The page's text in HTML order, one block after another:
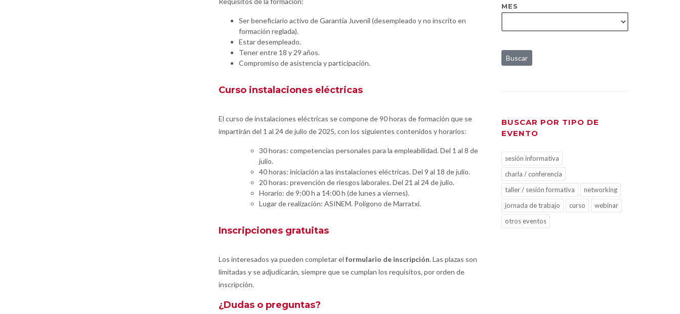
Ser beneficiario activo de Garantía Juvenil (desempleado y no inscrito en
formación reglada).
Estar desempleado.
Tener entre 18 y 29 años.
Compromiso de asistencia y participación.
Curso instalaciones eléctricas
El curso de instalaciones eléctricas se compone de 90 horas de formación que se
impartirán del 1 al 24 de julio de 2025, con los siguientes contenidos y horarios:
30 horas: competencias personales para la empleabilidad. Del 1 al 8 de
julio.
40 horas: iniciación a las instalaciones eléctricas. Del 9 al 18 de julio.
20 horas: prevención de riesgos laborales. Del 21 al 24 de julio.
Horario: de 9:00 h a 14:00 h (de lunes a viernes).
Lugar de realización: ASINEM. Polígono de Marratxí.
Inscripciones gratuitas
Los interesados ya pueden completar el formulario de inscripción. Las plazas son
limitadas y se adjudicarán, siempre que se cumplan los requisitos, por orden de
inscripción.
¿Dudas o preguntas?
MES
Buscar
BUSCAR POR TIPO DE
EVENTO
sesión informativa
charla / conferencia
taller / sesión formativa
networking
jornada de trabajo
curso
webinar
otros eventos